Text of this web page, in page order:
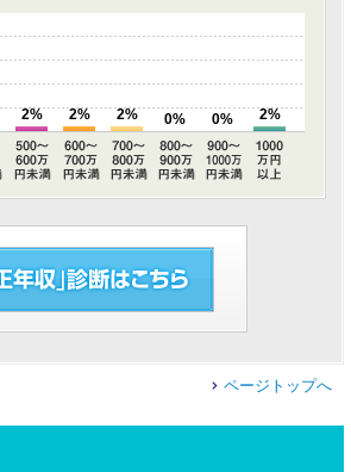
2%
2% 2% 0% 0% 2%
ページトップへ